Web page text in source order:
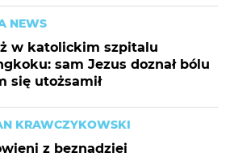
NEWS
w katolickim szpitalu
sam Jezus doznał bólu
się utożsamił
KRAWCZYKOWSKI
z beznadziei